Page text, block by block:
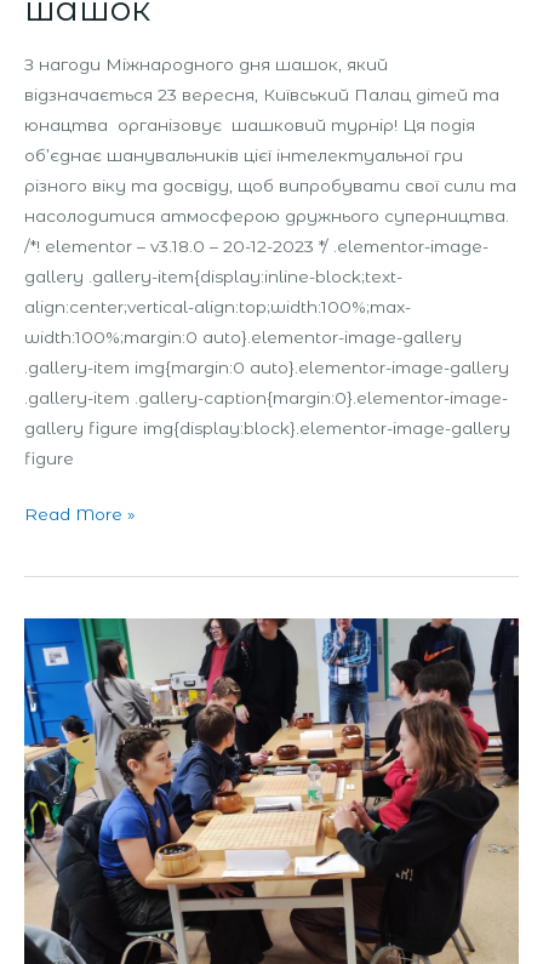
шашок
З нагоди Міжнародного дня шашок, який
відзначається 23 вересня, Київський Палац дітей та
юнацтва організовує шашковий турнір! Ця подія
об’єднає шанувальників цієї інтелектуальної гри
різного віку та досвіду, щоб випробувати свої сили та
насолодитися атмосферою дружнього суперництва.
/*! elementor – v3.18.0 – 20-12-2023 */ .elementor-image-
gallery .gallery-item{display:inline-block;text-
align:center;vertical-align:top;width:100%;max-
width:100%;margin:0 auto}.elementor-image-gallery
.gallery-item img{margin:0 auto}.elementor-image-gallery
.gallery-item .gallery-caption{margin:0}.elementor-image-
gallery figure img{display:block}.elementor-image-gallery
figure
Read More »
Турнір
з
блискавичного
го
до
Дня
Європи